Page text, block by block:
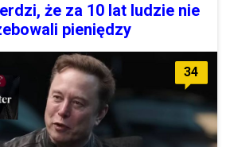
że za 10 lat ludzie nie
pieniędzy
34